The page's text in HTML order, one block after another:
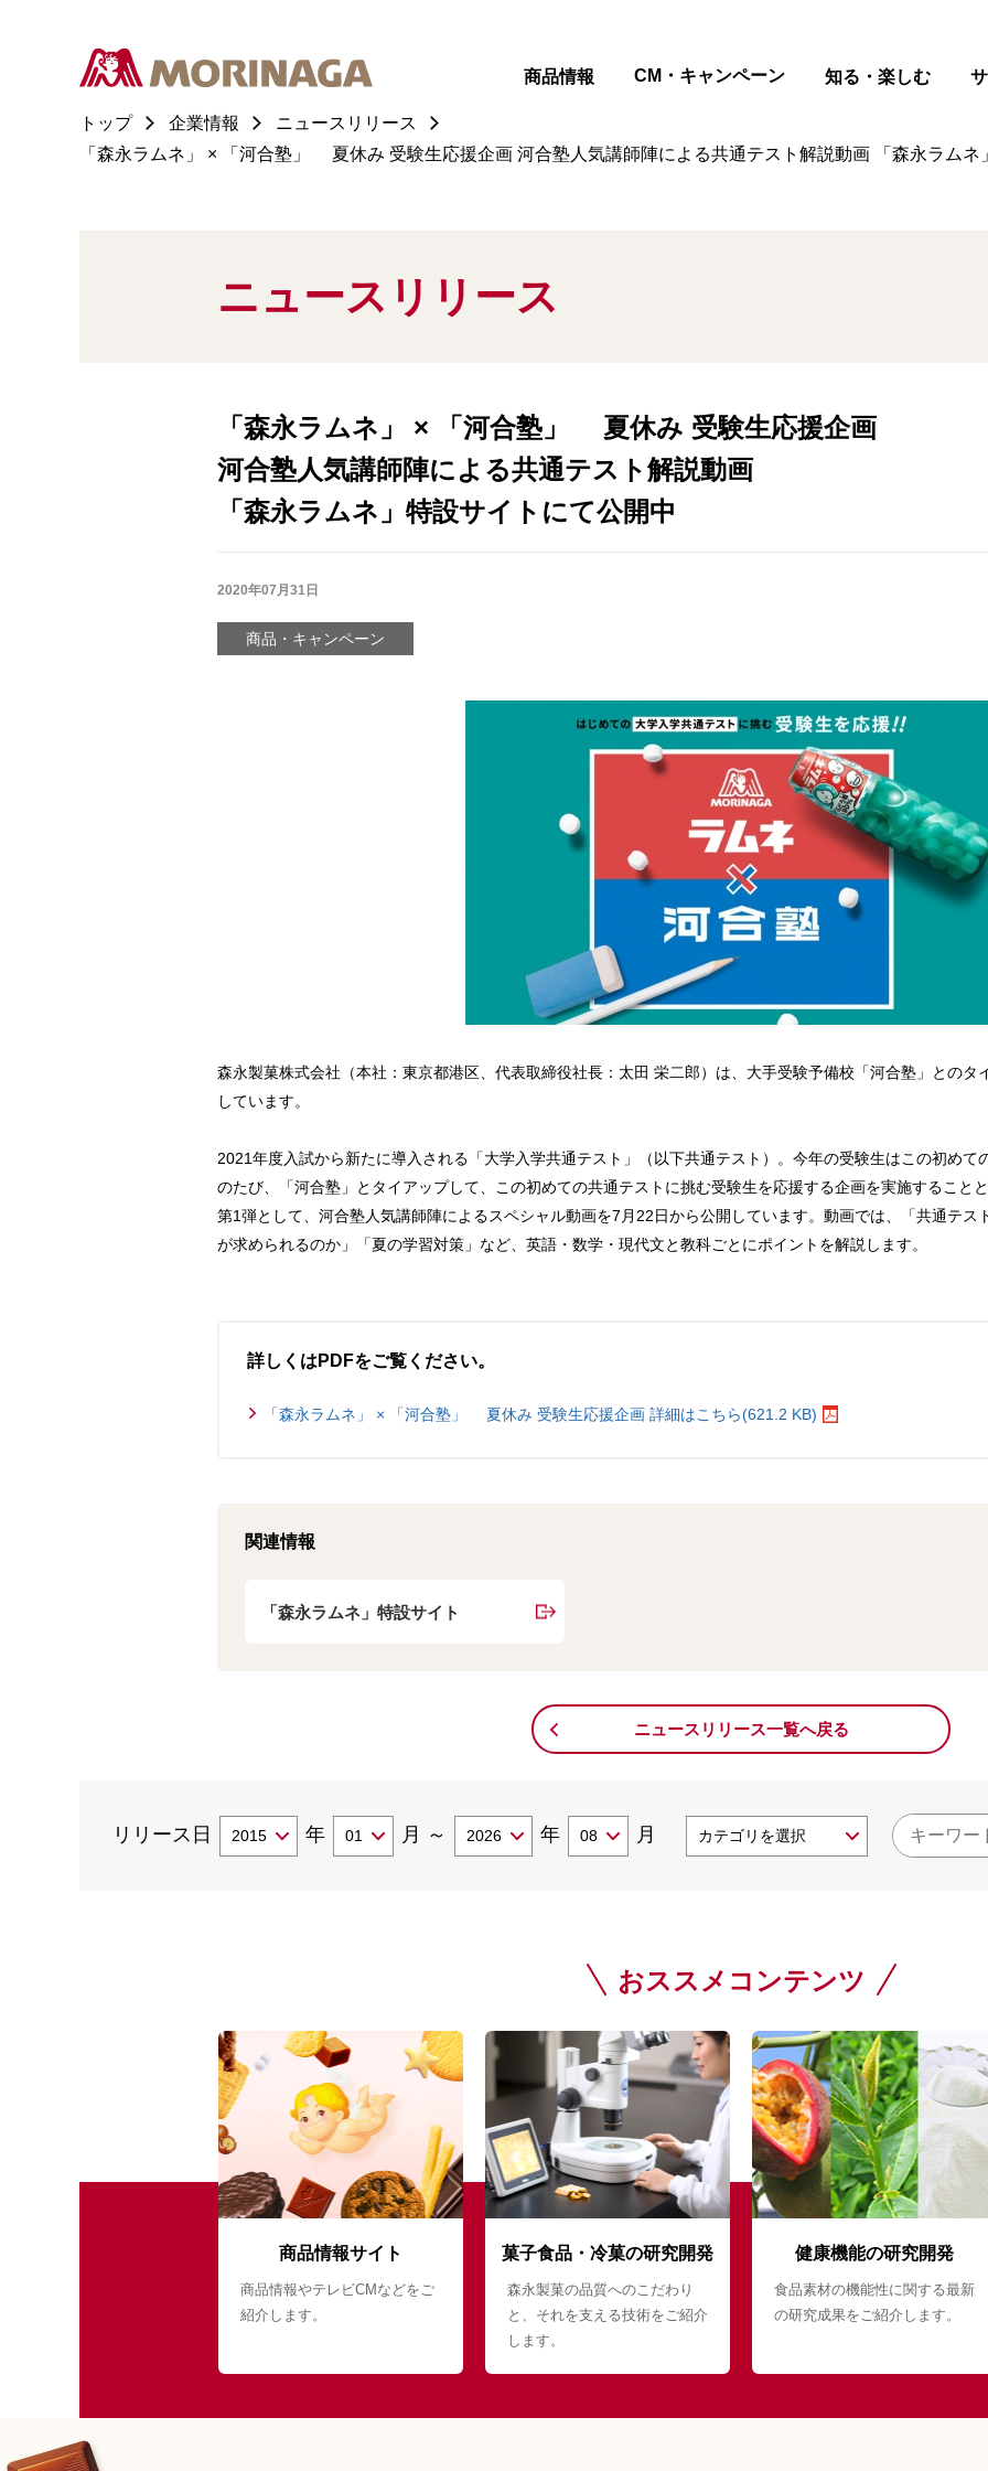
商品情報 CM・キャンペーン 知る・楽しむ
トップ 企業情報
ニュースリリース
「森永ラムネ」 × 「河合塾」 夏休み 受験生応援企画 河合塾人気講師陣による共通テスト解説動画 「森永ラムネ
ニュースリリース
「森永ラムネ」 × 「河合塾」 夏休み 受験生応援企画
河合塾人気講師陣による共通テスト解説動画
「森永ラムネ」特設サイトにて公開中
2020年07月31日
商品・キャンペーン
森永製菓株式会社（本社：東京都港区、代表取締役社長：太田 栄二郎）は、大手受験予備校「河合塾」とのタ
しています。
2021年度入試から新たに導入される「大学入学共通テスト」（以下共通テスト）。今年の受験生はこの初めて
のたび、「河合塾」とタイアップして、この初めての共通テストに挑む受験生を応援する企画を実施すること
第1弾として、河合塾人気講師陣によるスペシャル動画を7月22日から公開しています。動画では、「共通テス
が求められるのか」「夏の学習対策」など、英語・数学・現代文と教科ごとにポイントを解説します。
詳しくはPDFをご覧ください。
「森永ラムネ」 × 「河合塾」 夏休み 受験生応援企画 詳細はこちら(621.2 KB)
関連情報
「森永ラムネ」特設サイト
ニュースリリース一覧へ戻る
リリース日 年 月 ～ 年 月
おススメコンテンツ
商品情報サイト
商品情報やテレビCMなどをご
紹介します。
菓子食品・冷菓の研究開発
森永製菓の品質へのこだわり
と、それを支える技術をご紹介
します。
健康機能の研究開発
食品素材の機能性に関する最新
の研究成果をご紹介します。